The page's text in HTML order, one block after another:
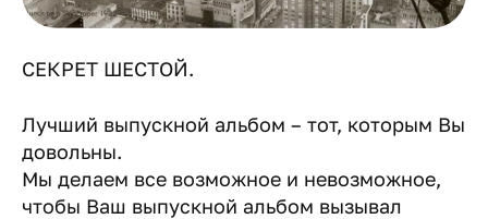
СЕКРЕТ ШЕСТОЙ.
Лучший выпускной альбом – тот, которым Вы
довольны.
Мы делаем все возможное и невозможное,
чтобы Ваш выпускной альбом вызывал